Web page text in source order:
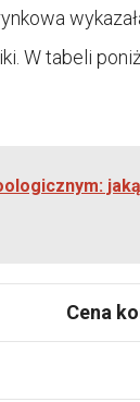
W tabeli
Cena